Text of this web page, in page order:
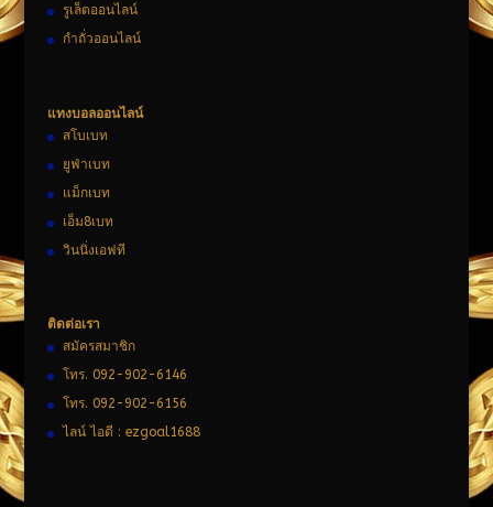
รูเล็ตออนไลน์
กำถั่วออนไลน์
แทงบอลออนไลน์
สโบเบท
ยูฟ่าเบท
แม็กเบท
เอ็ม8เบท
วินนิ่งเอฟที
ติดต่อเรา
สมัครสมาชิก
โทร. 092-902-6146
โทร. 092-902-6156
ไลน์ ไอดี : ezgoal1688